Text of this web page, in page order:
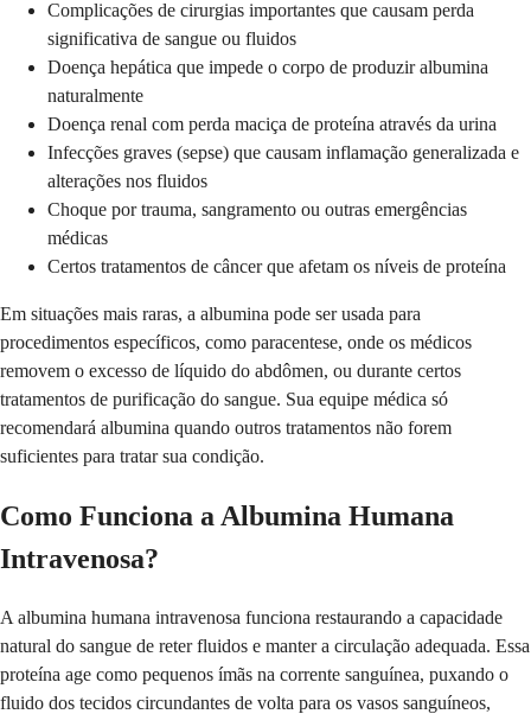
Complicações de cirurgias importantes que causam perda
significativa de sangue ou fluidos
Doença hepática que impede o corpo de produzir albumina
naturalmente
Doença renal com perda maciça de proteína através da urina
Infecções graves (sepse) que causam inflamação generalizada e
alterações nos fluidos
Choque por trauma, sangramento ou outras emergências
médicas
Certos tratamentos de câncer que afetam os níveis de proteína
Em situações mais raras, a albumina pode ser usada para
procedimentos específicos, como paracentese, onde os médicos
removem o excesso de líquido do abdômen, ou durante certos
tratamentos de purificação do sangue. Sua equipe médica só
recomendará albumina quando outros tratamentos não forem
suficientes para tratar sua condição.
Como Funciona a Albumina Humana
Intravenosa?
A albumina humana intravenosa funciona restaurando a capacidade
natural do sangue de reter fluidos e manter a circulação adequada. Essa
proteína age como pequenos ímãs na corrente sanguínea, puxando o
fluido dos tecidos circundantes de volta para os vasos sanguíneos,